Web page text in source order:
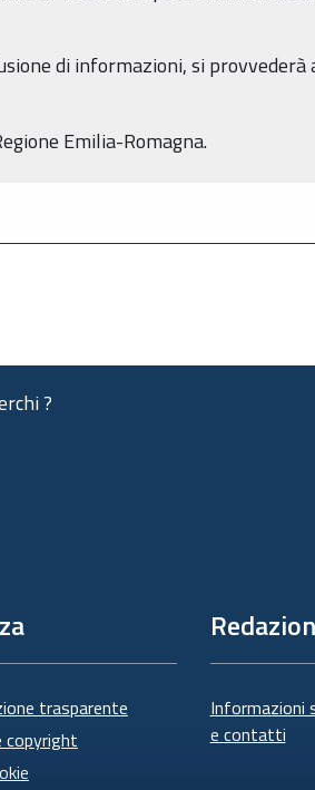
di informazioni, si provvederà
Emilia-Romagna.
?
trasparente
copyright
Informazioni
e contatti